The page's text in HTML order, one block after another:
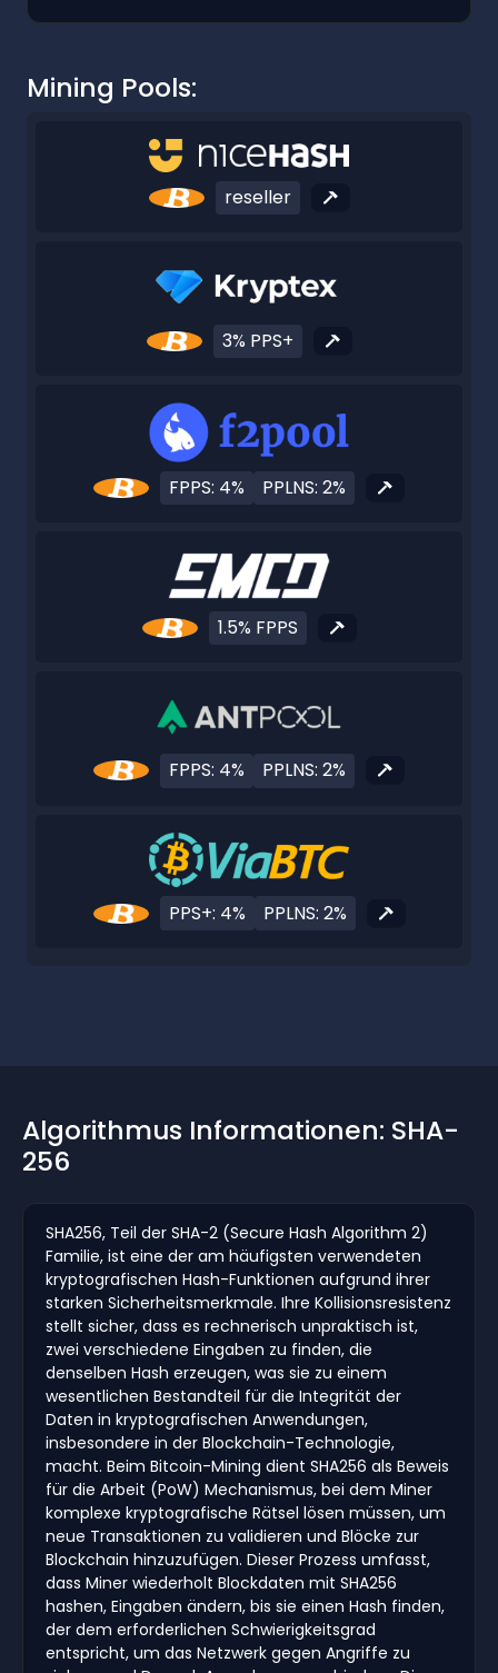
Mining Pools:
reseller
3% PPS+
FPPS: 4% PPLNS: 2%
1.5% FPPS
FPPS: 4% PPLNS: 2%
PPS+: 4% PPLNS: 2%
Algorithmus Informationen: SHA-
256
SHA256, Teil der SHA-2 (Secure Hash Algorithm 2)
Familie, ist eine der am häufigsten verwendeten
kryptografischen Hash-Funktionen aufgrund ihrer
starken Sicherheitsmerkmale. Ihre Kollisionsresistenz
stellt sicher, dass es rechnerisch unpraktisch ist,
zwei verschiedene Eingaben zu finden, die
denselben Hash erzeugen, was sie zu einem
wesentlichen Bestandteil für die Integrität der
Daten in kryptografischen Anwendungen,
insbesondere in der Blockchain-Technologie,
macht. Beim Bitcoin-Mining dient SHA256 als Beweis
für die Arbeit (PoW) Mechanismus, bei dem Miner
komplexe kryptografische Rätsel lösen müssen, um
neue Transaktionen zu validieren und Blöcke zur
Blockchain hinzuzufügen. Dieser Prozess umfasst,
dass Miner wiederholt Blockdaten mit SHA256
hashen, Eingaben ändern, bis sie einen Hash finden,
der dem erforderlichen Schwierigkeitsgrad
entspricht, um das Netzwerk gegen Angriffe zu